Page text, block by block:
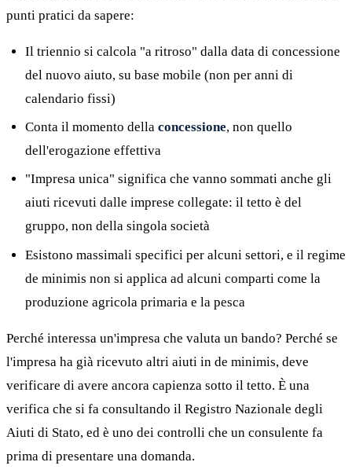
punti pratici da sapere:
Il triennio si calcola "a ritroso" dalla data di concessione
del nuovo aiuto, su base mobile (non per anni di
calendario fissi)
Conta il momento della concessione, non quello
dell'erogazione effettiva
"Impresa unica" significa che vanno sommati anche gli
aiuti ricevuti dalle imprese collegate: il tetto è del
gruppo, non della singola società
Esistono massimali specifici per alcuni settori, e il regime
de minimis non si applica ad alcuni comparti come la
produzione agricola primaria e la pesca
Perché interessa un'impresa che valuta un bando? Perché se
l'impresa ha già ricevuto altri aiuti in de minimis, deve
verificare di avere ancora capienza sotto il tetto. È una
verifica che si fa consultando il Registro Nazionale degli
Aiuti di Stato, ed è uno dei controlli che un consulente fa
prima di presentare una domanda.